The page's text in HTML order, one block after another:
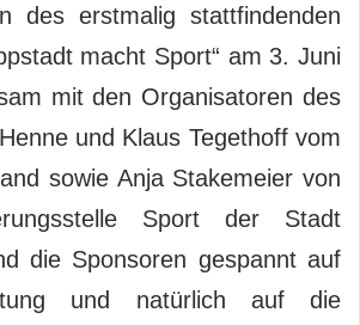
des erstmalig stattfindenden
macht Sport“ am 3. Juni
mit den Organisatoren des
und Klaus Tegethoff vom
sowie Anja Stakemeier von
Sport der Stadt
die Sponsoren gespannt auf
und natürlich auf die